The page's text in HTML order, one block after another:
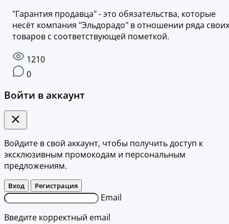
"Гарантия продавца" - это обязательства, которые
несёт компания "Эльдорадо" в отношении ряда своих
товаров с соответствующей пометкой.
1210
0
Войти в аккаунт
Войдите в свой аккаунт, чтобы получить доступ к
эксклюзивным промокодам и персональным
предложениям.
Вход Регистрация
Email
Введите корректный email